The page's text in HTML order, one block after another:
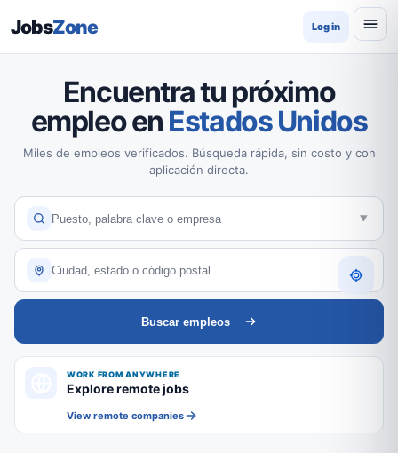
JobsZone Log in
Encuentra tu próximo
empleo en Estados Unidos
Miles de empleos verificados. Búsqueda rápida, sin costo y con
aplicación directa.
Buscar empleos
WORK FROM ANYWHERE
Explore remote jobs
View remote companies